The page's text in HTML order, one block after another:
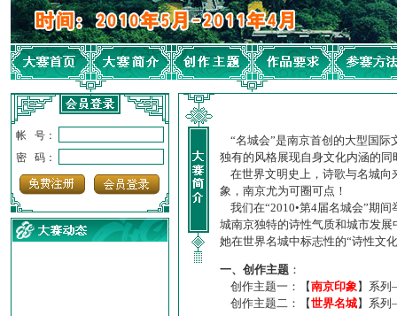
帐 号：
密 码：
“名城会”是南京首创的大型国际
独有的风格展现自身文化内涵的
在世界文明史上，诗歌与名城向
象，南京尤为可圈可点！
我们在“2010•第4届名城会”期
城南京独特的诗性气质和城市发
她在世界名城中标志性的“诗性文
一、创作主题 ：
创作主题一：【南京印象】系
创作主题二：【世界名城】系